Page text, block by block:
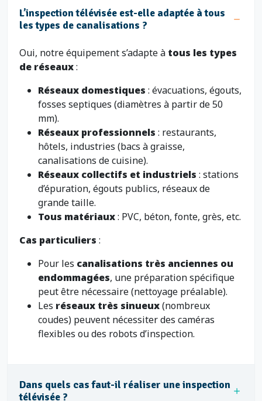
L’inspection télévisée est-elle adaptée à tous
les types de canalisations ?
Oui, notre équipement s’adapte à tous les types
de réseaux:
Réseaux domestiques : évacuations, égouts,
fosses septiques (diamètres à partir de 50
mm).
Réseaux professionnels : restaurants,
hôtels, industries (bacs à graisse,
canalisations de cuisine).
Réseaux collectifs et industriels : stations
d’épuration, égouts publics, réseaux de
grande taille.
Tous matériaux: PVC, béton, fonte, grès, etc.
Cas particuliers :
Pour les canalisations très anciennes ou
endommagées, une préparation spécifique
peut être nécessaire (nettoyage préalable).
Les réseaux très sinueux(nombreux
coudes) peuvent nécessiter des caméras
flexibles ou des robots d’inspection.
Dans quels cas faut-il réaliser une inspection
télévisée ?